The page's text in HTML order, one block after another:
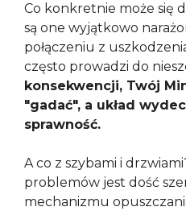
Co konkretnie może się
są one wyjątkowo
połączeniu z
często prowadzi do
konsekwencji, Twój
"gadać", a układ
sprawność.
A co z szybami i
problemów jest dość
mechanizmu